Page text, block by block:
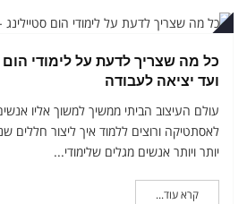
כל מה שצריך לדעת על לימודי הום
ועד יציאה לעבודה
עולם העיצוב הביתי ממשיך למשוך אליו
לאסתטיקה ורוצים ללמוד איך ליצור חללים
יותר ויותר אנשים מגלים שלימודי...
קרא עוד...